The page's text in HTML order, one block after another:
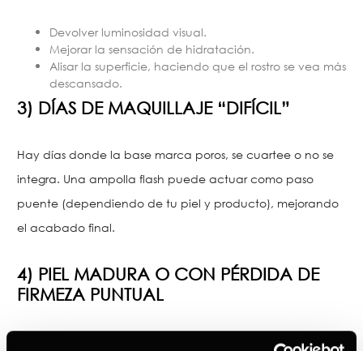
Devolver luminosidad visual.
Mejorar la sensación de hidratación.
Alisar la superficie, haciendo que el rostro se vea más
descansado.
3) DÍAS DE MAQUILLAJE “DIFÍCIL”
Hay días donde la base marca poros, se cuartee o no se
integra. Una ampolla flash puede actuar como paso
puente (dependiendo de tu piel y producto), mejorando
el acabado final.
4) PIEL MADURA O CON PÉRDIDA DE
FIRMEZA PUNTUAL
Sin prometer milagros, muchas personas buscan ese